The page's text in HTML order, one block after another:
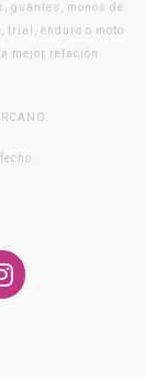
guantes, monos de
trial, enduro o moto
mejor relación